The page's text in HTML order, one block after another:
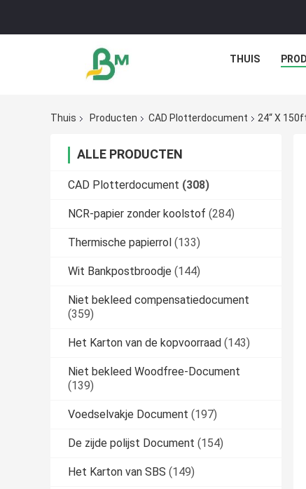
THUIS
Thuis Producten CAD Plotterdocument 24“ X
ALLE PRODUCTEN
CAD Plotterdocument (308)
NCR-papier zonder koolstof (284)
Thermische papierrol (133)
Wit Bankpostbroodje (144)
Niet bekleed compensatiedocument
(359)
Het Karton van de kopvoorraad (143)
Niet bekleed Woodfree-Document
(139)
Voedselvakje Document (197)
De zijde polijst Document (154)
Het Karton van SBS (149)